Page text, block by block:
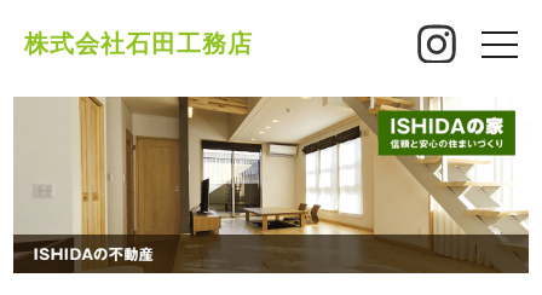
株式会社石田工務店
toggle